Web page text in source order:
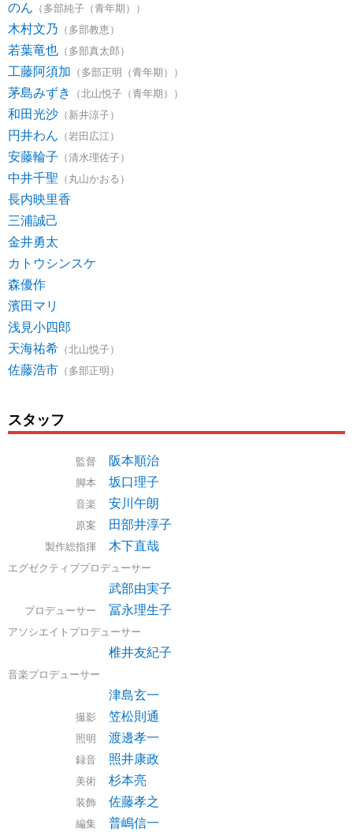
のん （多部純子（青年期））
木村文乃 （多部教恵）
若葉竜也 （多部真太郎）
工藤阿須加 （多部正明（青年期））
茅島みずき （北山悦子（青年期））
和田光沙 （新井涼子）
円井わん （岩田広江）
安藤輪子 （清水理佐子）
中井千聖 （丸山かおる）
長内映里香
三浦誠己
金井勇太
カトウシンスケ
森優作
濱田マリ
浅見小四郎
天海祐希 （北山悦子）
佐藤浩市 （多部正明）
スタッフ
監督 阪本順治
脚本 坂口理子
音楽 安川午朗
原案 田部井淳子
製作総指揮 木下直哉
エグゼクティブプロデューサー
武部由実子
プロデューサー 冨永理生子
アソシエイトプロデューサー
椎井友紀子
音楽プロデューサー
津島玄一
撮影 笠松則通
照明 渡邊孝一
録音 照井康政
美術 杉本亮
装飾 佐藤孝之
編集 普嶋信一